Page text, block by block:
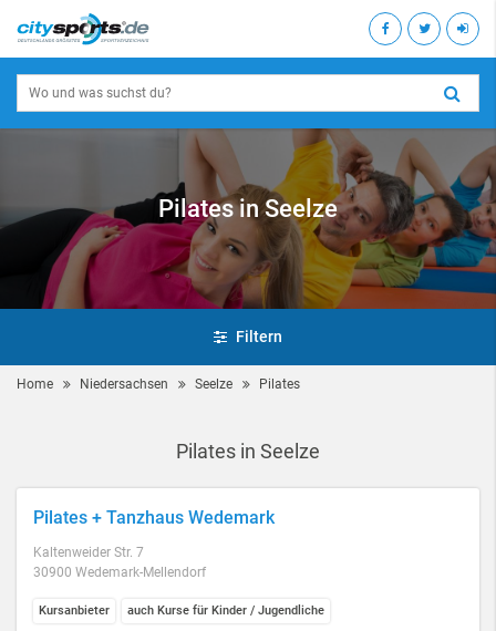
Pilates in Seelze
Filtern
Home Niedersachsen Seelze Pilates
Pilates in Seelze
Pilates + Tanzhaus Wedemark
Kaltenweider Str. 7
30900 Wedemark-Mellendorf
Kursanbieter auch Kurse für Kinder / Jugendliche